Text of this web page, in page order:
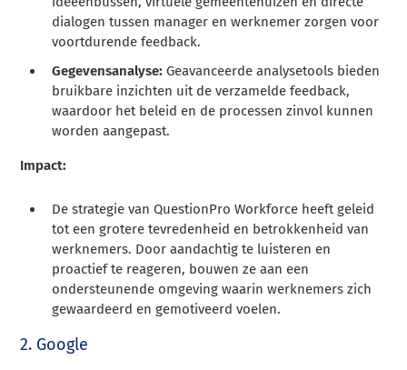
dialogen tussen manager en werknemer zorgen voor
voortdurende feedback.
Gegevensanalyse:Geavanceerde analysetools bieden
bruikbare inzichten uit de verzamelde feedback,
waardoor het beleid en de processen zinvol kunnen
worden aangepast.
Impact:
De strategie van QuestionPro Workforce heeft geleid
tot een grotere tevredenheid en betrokkenheid van
werknemers. Door aandachtig te luisteren en
proactief te reageren, bouwen ze aan een
ondersteunende omgeving waarin werknemers zich
gewaardeerd en gemotiveerd voelen.
2. Google